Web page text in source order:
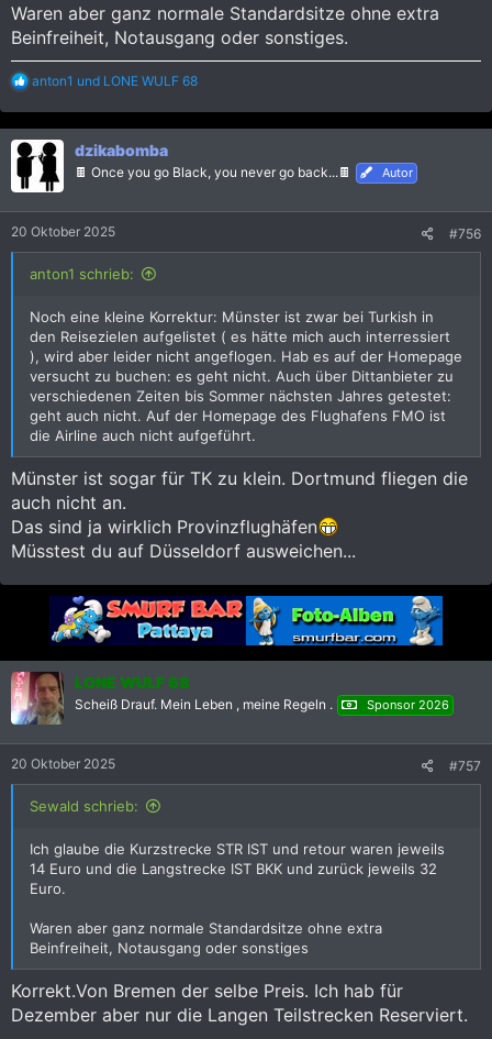
Waren aber ganz normale Standardsitze ohne extra
Beinfreiheit, Notausgang oder sonstiges.
R
a
k
t
n
:
anton1 und LONE WULF 68
dzikabomba
🍫 Once you go Black, you never go back...🍫 Autor
20 Oktober 2025 #756
anton1 schrieb:
Noch eine kleine Korrektur: Münster ist zwar bei Turkish in
den Reisezielen aufgelistet ( es hätte mich auch interressiert
), wird aber leider nicht angeflogen. Hab es auf der Homepage
versucht zu buchen: es geht nicht. Auch über Dittanbieter zu
verschiedenen Zeiten bis Sommer nächsten Jahres getestet:
geht auch nicht. Auf der Homepage des Flughafens FMO ist
die Airline auch nicht aufgeführt.
Münster ist sogar für TK zu klein. Dortmund fliegen die
auch nicht an.
Das sind ja wirklich Provinzflughäfen
Müsstest du auf Düsseldorf ausweichen...
LONE WULF 68
Scheiß Drauf. Mein Leben , meine Regeln . Sponsor 2026
20 Oktober 2025 #757
Sewald schrieb:
Ich glaube die Kurzstrecke STR IST und retour waren jeweils
14 Euro und die Langstrecke IST BKK und zurück jeweils 32
Euro.
Waren aber ganz normale Standardsitze ohne extra
Beinfreiheit, Notausgang oder sonstiges
Korrekt.Von Bremen der selbe Preis. Ich hab für
Dezember aber nur die Langen Teilstrecken Reserviert.